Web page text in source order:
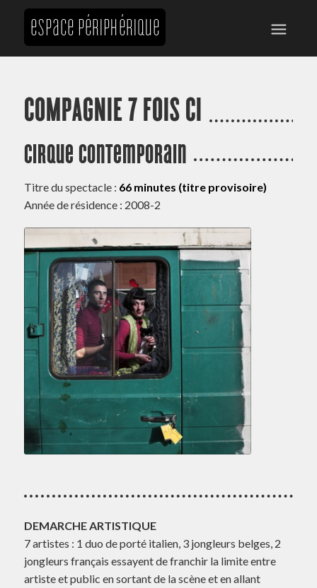
COMPAGNIE 7 FOIS CI
Cirque contemporain
Titre du spectacle : 66 minutes (titre provisoire)
Année de résidence : 2008-2
DEMARCHE ARTISTIQUE
7 artistes : 1 duo de porté italien, 3 jongleurs belges, 2
jongleurs français essayent de franchir la limite entre
artiste et public en sortant de la scène et en allant